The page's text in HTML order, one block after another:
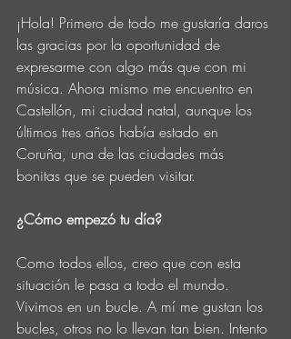
¡Hola! Primero de todo me gustaría daros
las gracias por la oportunidad de
expresarme con algo más que con mi
música. Ahora mismo me encuentro en
Castellón, mi ciudad natal, aunque los
últimos tres años había estado en
Coruña, una de las ciudades más
bonitas que se pueden visitar.
¿Cómo empezó tu día?
Como todos ellos, creo que con esta
situación le pasa a todo el mundo.
Vivimos en un bucle. A mí me gustan los
bucles, otros no lo llevan tan bien. Intento